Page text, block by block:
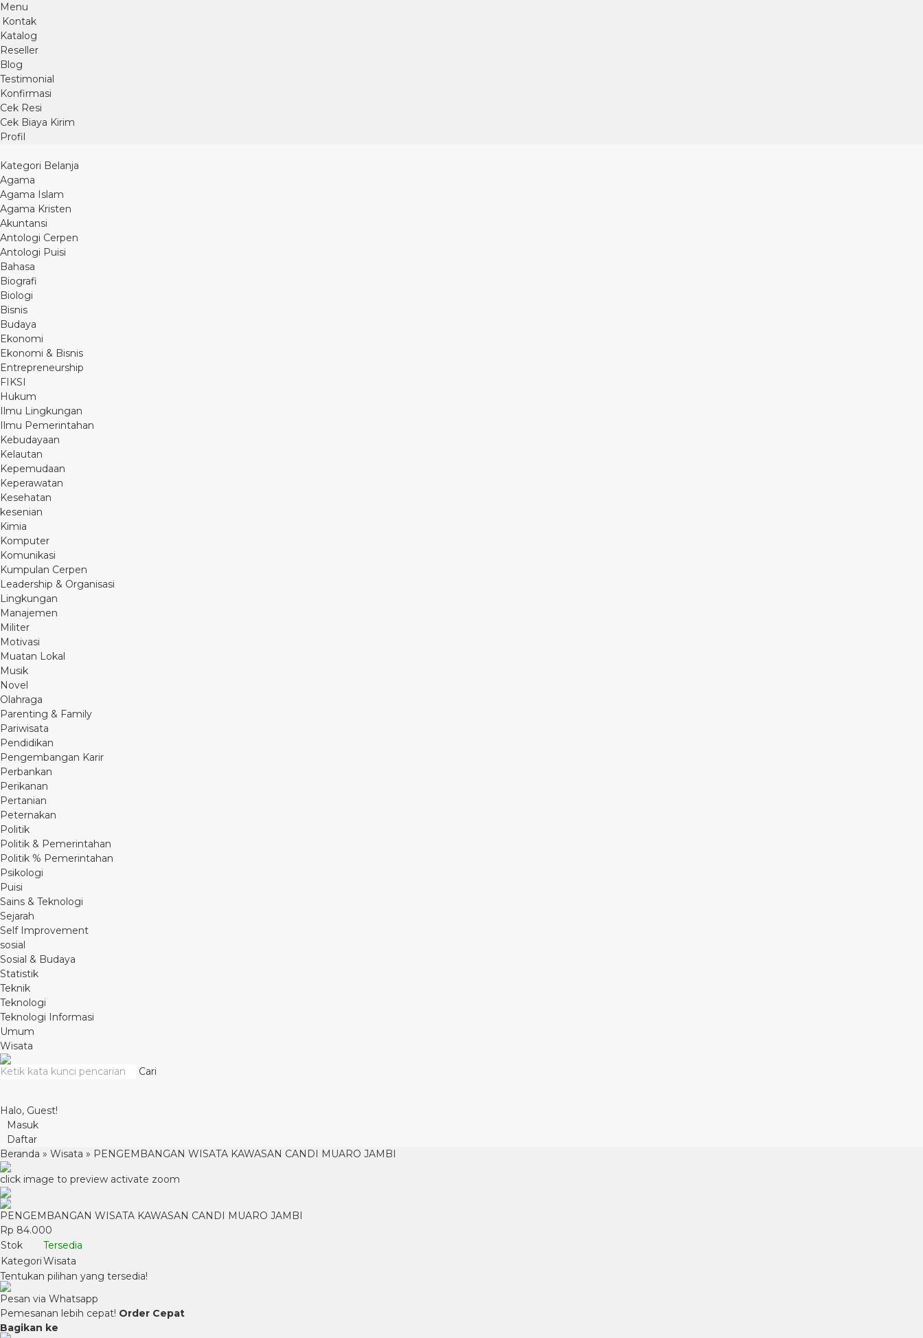
Menu
Kontak
Katalog
Reseller
Blog
Testimonial
Konfirmasi
Cek Resi
Cek Biaya Kirim
Profil
Kategori Belanja
Agama
Agama Islam
Agama Kristen
Akuntansi
Antologi Cerpen
Antologi Puisi
Bahasa
Biografi
Biologi
Bisnis
Budaya
Ekonomi
Ekonomi & Bisnis
Entrepreneurship
FIKSI
Hukum
Ilmu Lingkungan
Ilmu Pemerintahan
Kebudayaan
Kelautan
Kepemudaan
Keperawatan
Kesehatan
kesenian
Kimia
Komputer
Komunikasi
Kumpulan Cerpen
Leadership & Organisasi
Lingkungan
Manajemen
Militer
Motivasi
Muatan Lokal
Musik
Novel
Olahraga
Parenting & Family
Pariwisata
Pendidikan
Pengembangan Karir
Perbankan
Perikanan
Pertanian
Peternakan
Politik
Politik & Pemerintahan
Politik % Pemerintahan
Psikologi
Puisi
Sains & Teknologi
Sejarah
Self Improvement
sosial
Sosial & Budaya
Statistik
Teknik
Teknologi
Teknologi Informasi
Umum
Wisata
Cari
Halo, Guest!
Masuk
Daftar
Beranda » Wisata » PENGEMBANGAN WISATA KAWASAN CANDI MUARO JAMBI
click image to preview activate zoom
PENGEMBANGAN WISATA KAWASAN CANDI MUARO JAMBI
Rp 84.000
Stok
Tersedia
KategoriWisata
Tentukan pilihan yang tersedia!
Pesan via Whatsapp
Pemesanan lebih cepat! Order Cepat
Bagikan ke